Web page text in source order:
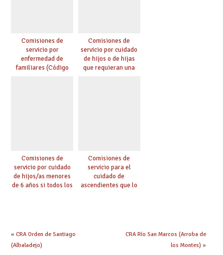
Comisiones de
servicio por
enfermedad de
familiares (Código
Comisiones de
servicio por cuidado
de hijos o de hijas
que requieran una
Comisiones de
servicio por cuidado
de hijos/as menores
de 6 años si todos los
Comisiones de
servicio para el
cuidado de
ascendientes que lo
« CRA Orden de Santiago
(Albaladejo)
CRA Río San Marcos (Arroba de
los Montes) »